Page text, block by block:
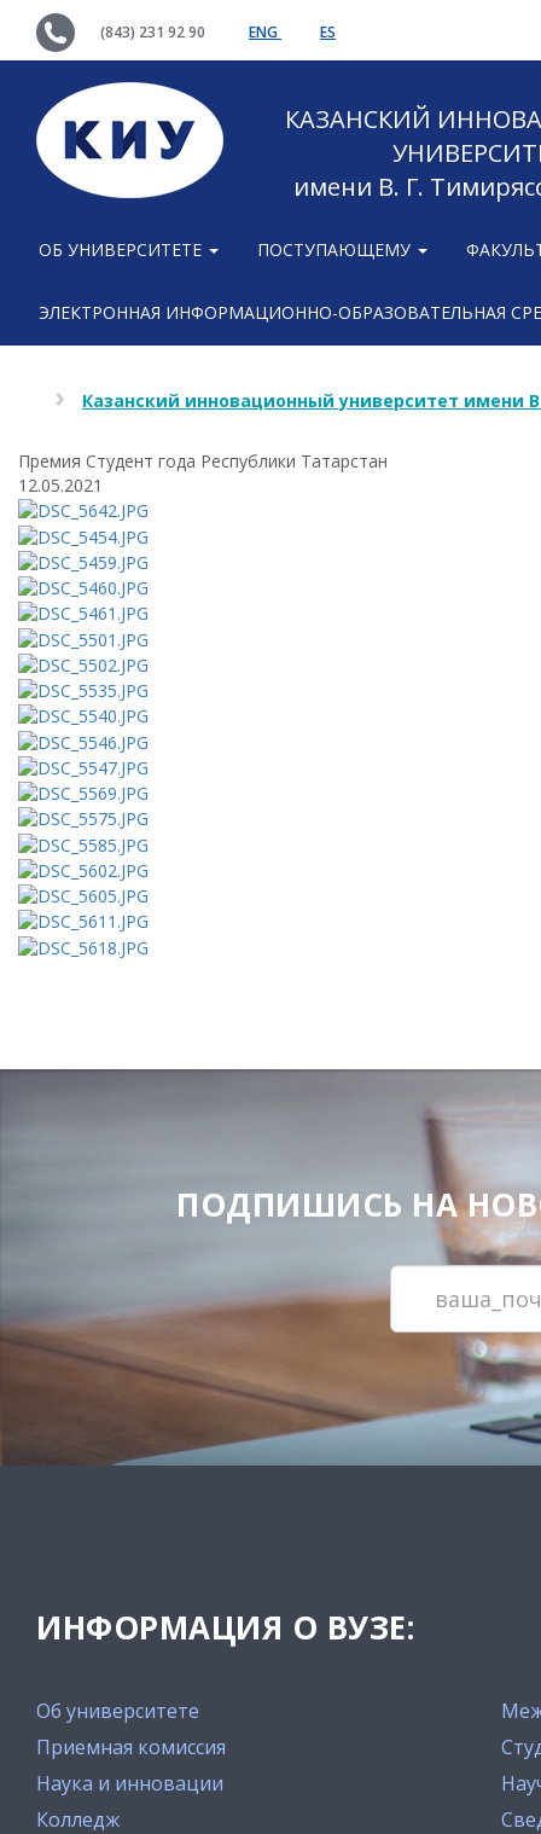
(843) 231 92 90 ENG ES
КАЗАНСКИЙ
имени В. Г.
ОБ УНИВЕРСИТЕТЕ ПОСТУПАЮЩЕМУ
ЭЛЕКТРОННАЯ ИНФОРМАЦИОННО-ОБРАЗОВАТЕЛЬНАЯ
Казанский инновационный университет имени
Премия Студент года Республики Татарстан
12.05.2021
ПОДПИШИСЬ НА
ИНФОРМАЦИЯ О ВУЗЕ:
Об университете
Приемная комиссия
Наука и инновации
Колледж